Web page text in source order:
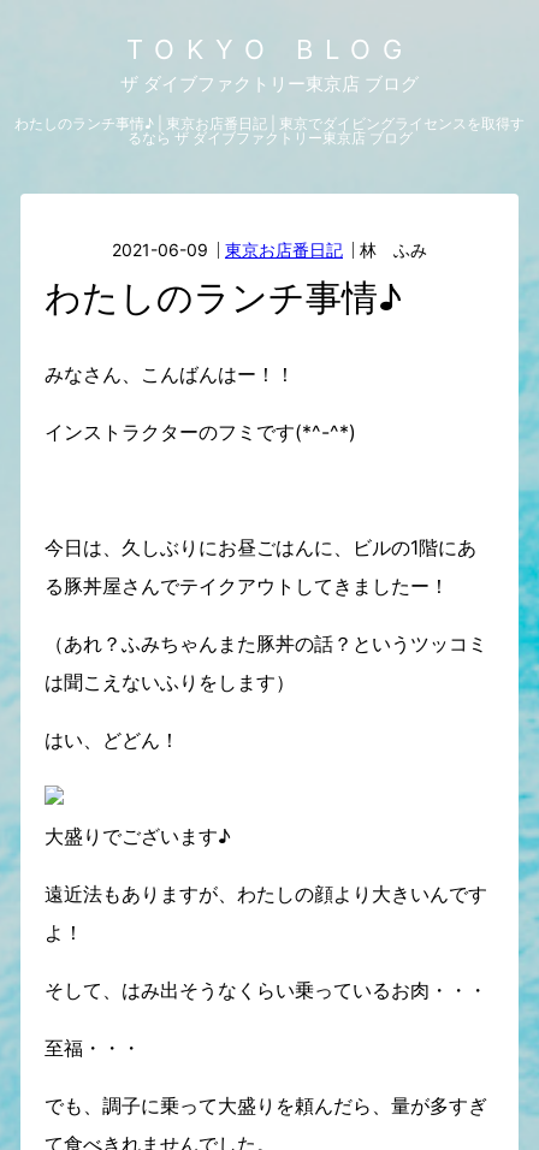
TOKYO BLOG
ザ ダイブファクトリー東京店 ブログ
わたしのランチ事情♪ | 東京お店番日記 | 東京でダイビングライセンスを取得す
るなら ザ ダイブファクトリー東京店 ブログ
2021-06-09 東京お店番日記 林 ふみ
わたしのランチ事情♪
みなさん、こんばんはー！！
インストラクターのフミです(*^-^*)
今日は、久しぶりにお昼ごはんに、ビルの1階にあ
る豚丼屋さんでテイクアウトしてきましたー！
（あれ？ふみちゃんまた豚丼の話？というツッコミ
は聞こえないふりをします）
はい、どどん！
大盛りでございます♪
遠近法もありますが、わたしの顔より大きいんです
よ！
そして、はみ出そうなくらい乗っているお肉・・・
至福・・・
でも、調子に乗って大盛りを頼んだら、量が多すぎ
て食べきれませんでした。